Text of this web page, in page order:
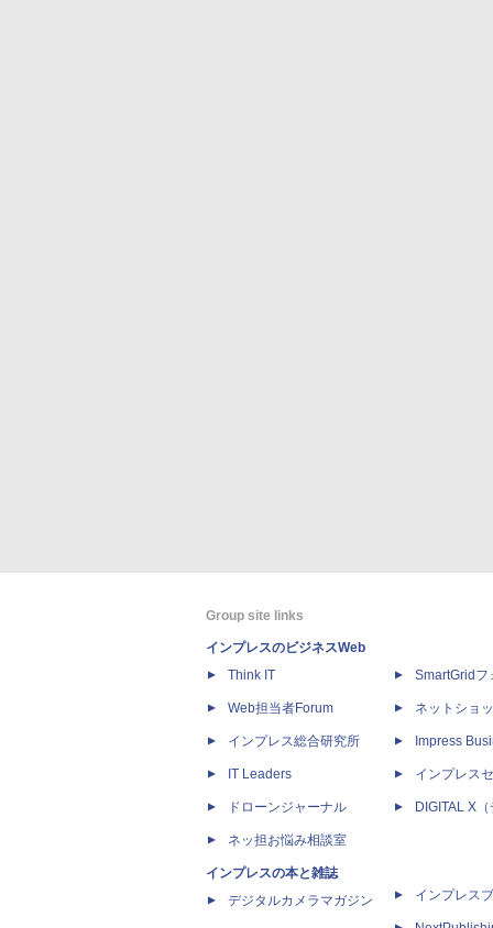
Group site links
インプレスのビジネスWeb
Think IT
Web担当者Forum
インプレス総合研究所
IT Leaders
ドローンジャーナル
ネッ担お悩み相談室
インプレスの本と雑誌
デジタルカメラマガジン
SmartGridフ
ネットショ
Impress
インプレス
DIGITAL X
インプレス